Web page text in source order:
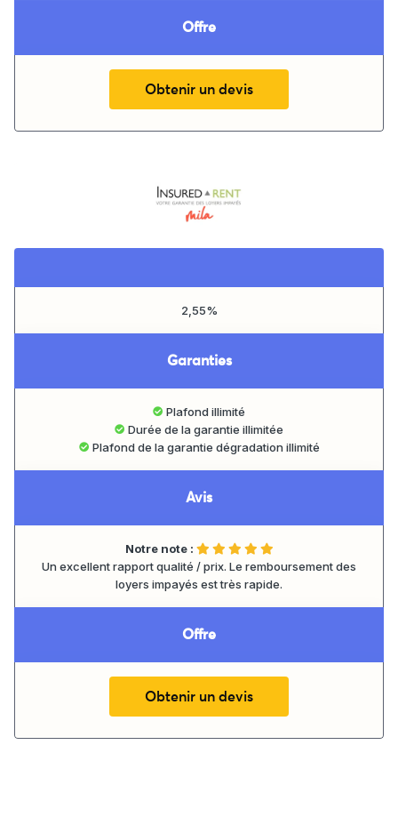
Offre
Obtenir un devis
2,55%
Garanties
Plafond illimité
Durée de la garantie illimitée
Plafond de la garantie dégradation illimité
Avis
Notre note :
Un excellent rapport qualité / prix. Le remboursement des
loyers impayés est très rapide.
Offre
Obtenir un devis